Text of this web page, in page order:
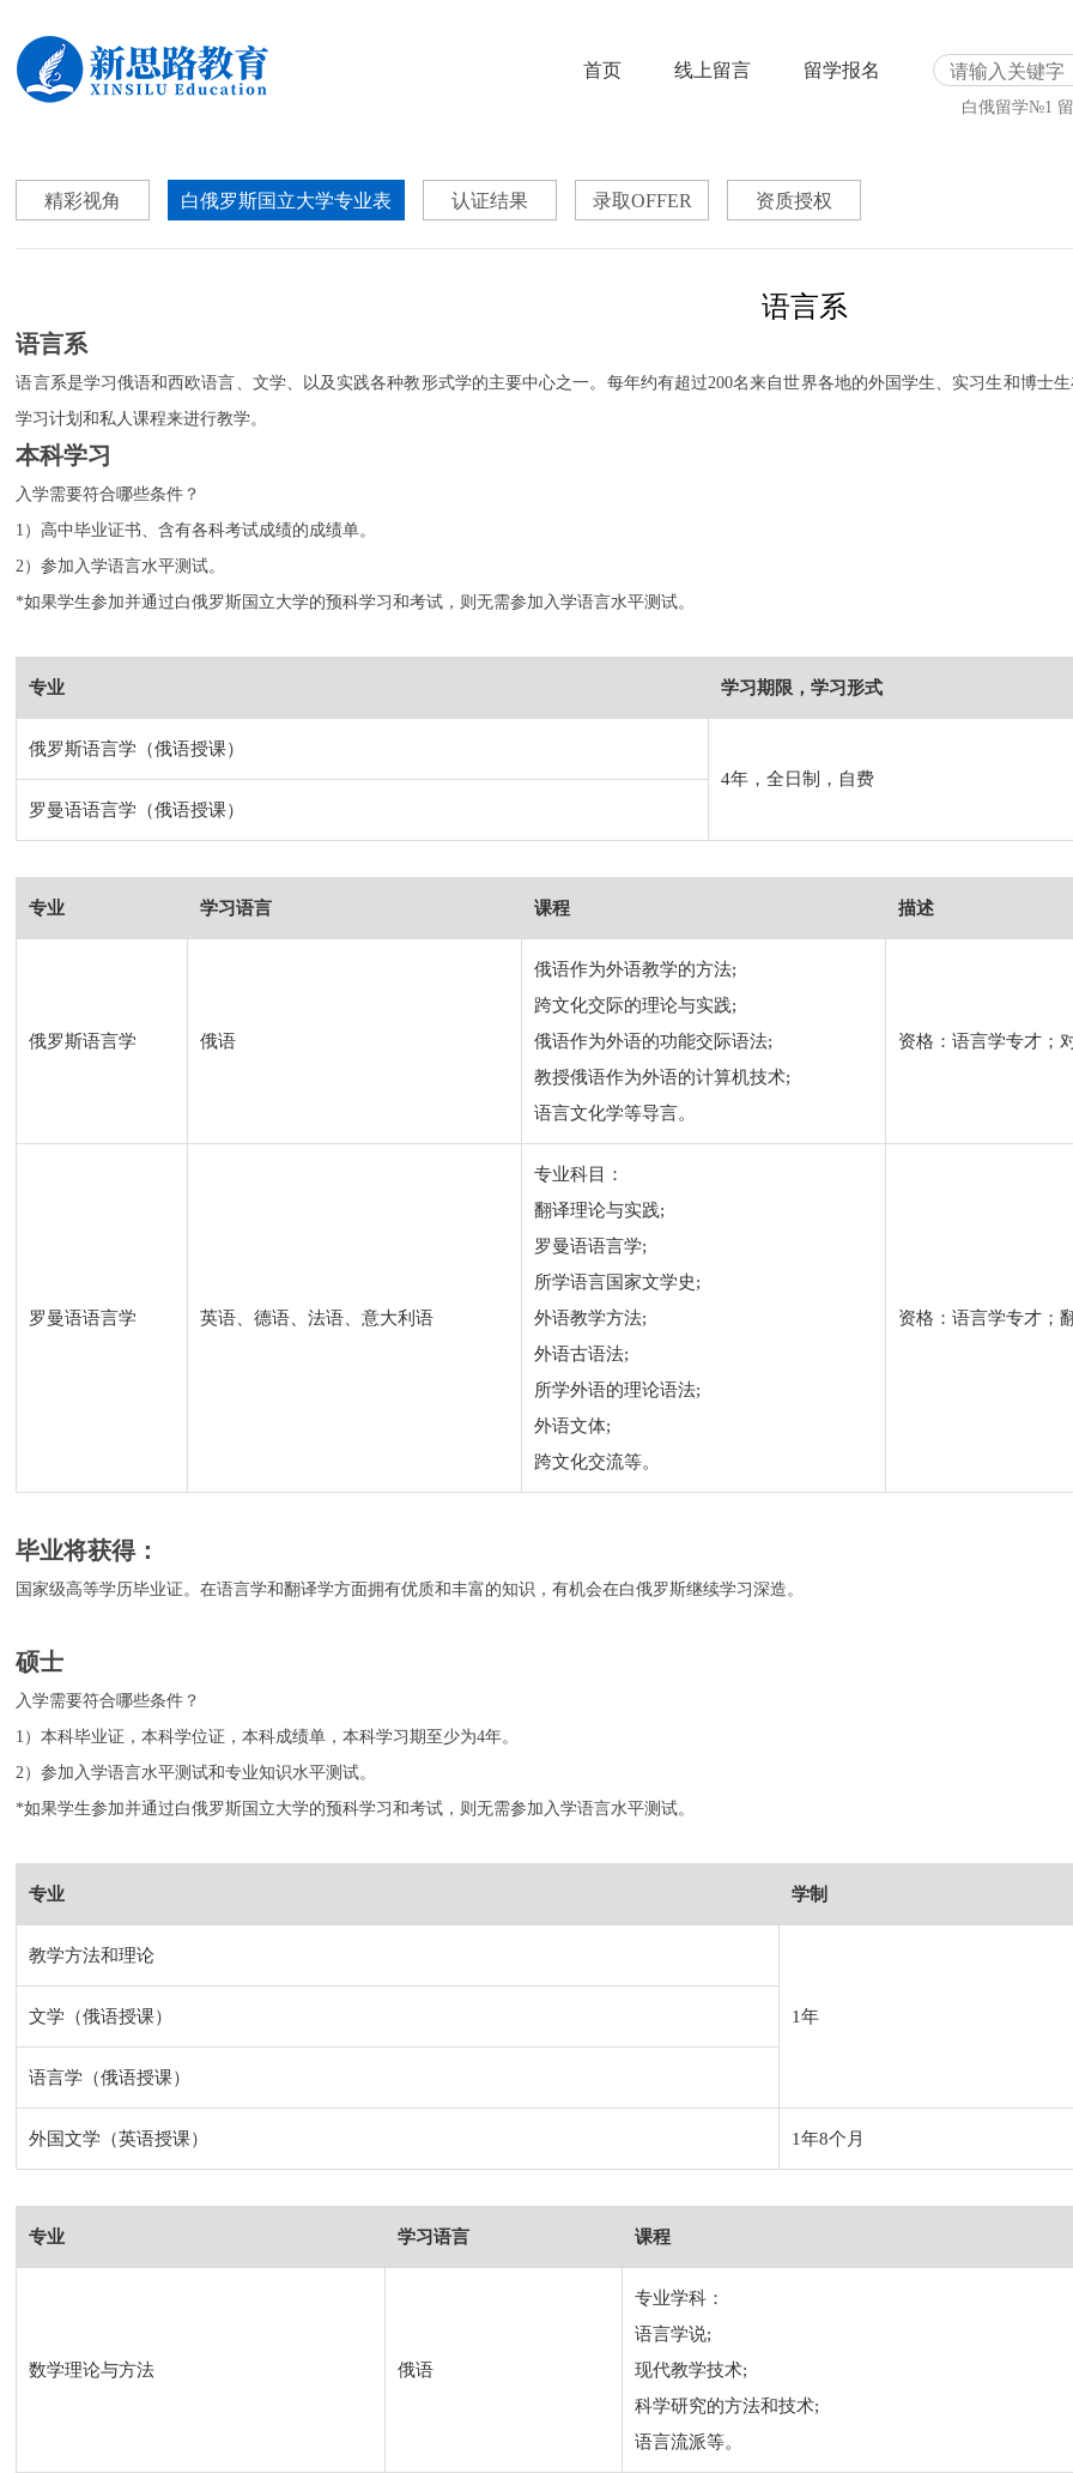
首页 线上留言 留学报名
白俄留学№1
精彩视角 白俄罗斯国立大学专业表 认证结果 录取OFFER 资质授权
语言系
语言系
语言系是学习俄语和西欧语言、文学、以及实践各种教形式学的主要中心之一。每年约有超过200名来自世界各地的外国学生、实习生和博士
学习计划和私人课程来进行教学。
本科学习
入学需要符合哪些条件？
1）高中毕业证书、含有各科考试成绩的成绩单。
2）参加入学语言水平测试。
*如果学生参加并通过白俄罗斯国立大学的预科学习和考试，则无需参加入学语言水平测试。
专业 学习期限，学习形式
俄罗斯语言学（俄语授课）
4年，全日制，自费
罗曼语语言学（俄语授课）
专业 学习语言 课程 描述
俄罗斯语言学 俄语
俄语作为外语教学的方法;
跨文化交际的理论与实践;
俄语作为外语的功能交际语法;
教授俄语作为外语的计算机技术;
语言文化学等导言。
资格：语言学专才；
罗曼语语言学 英语、德语、法语、意大利语
专业科目：
翻译理论与实践;
罗曼语语言学;
所学语言国家文学史;
外语教学方法;
外语古语法;
所学外语的理论语法;
外语文体;
跨文化交流等。
资格：语言学专才；
毕业将获得：
国家级高等学历毕业证。在语言学和翻译学方面拥有优质和丰富的知识，有机会在白俄罗斯继续学习深造。
硕士
入学需要符合哪些条件？
1）本科毕业证，本科学位证，本科成绩单，本科学习期至少为4年。
2）参加入学语言水平测试和专业知识水平测试。
*如果学生参加并通过白俄罗斯国立大学的预科学习和考试，则无需参加入学语言水平测试。
专业 学制
教学方法和理论
1年
文学（俄语授课）
语言学（俄语授课）
外国文学（英语授课） 1年8个月
专业 学习语言 课程
数学理论与方法 俄语
专业学科：
语言学说;
现代教学技术;
科学研究的方法和技术;
语言流派等。